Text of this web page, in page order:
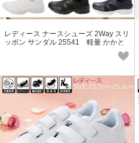
レディース ナースシューズ 2Way スリ
ッポン サンダル 25541 軽量 かかと